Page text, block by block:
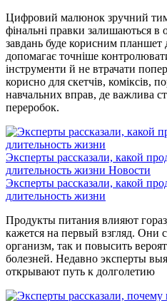
Цифровий малюнок зручний тим,
фінальні правки залишаються в
завдань буде корисним
допомагає точніше
інструменти й не втрачати
корисно для скетчів, коміксів,
навчальних вправ, де важлива
переробок.
Эксперты рассказали, какой
длительность жизни Новости
Эксперты рассказали, какой
длительность жизни
Продукты питания влияют
кажется на первый взгляд. Они
организм, так и повысить
болезней. Недавно эксперты
открывают путь к долголетию